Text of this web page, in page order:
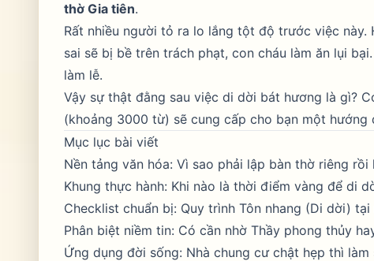
thờ Gia tiên.
Rất nhiều người tỏ ra lo lắng tột độ trước việc
sai sẽ bị bề trên trách phạt, con cháu làm ăn lụi
làm lễ.
Vậy sự thật đằng sau việc di dời bát hương là gì?
(khoảng 3000 từ) sẽ cung cấp cho bạn một
Mục lục bài viết
Nền tảng văn hóa: Vì sao phải lập bàn thờ riêng rồi
Khung thực hành: Khi nào là thời điểm vàng để di
Checklist chuẩn bị: Quy trình Tôn nhang (Di dời) tại
Phân biệt niềm tin: Có cần nhờ Thầy phong thủy
Ứng dụng đời sống: Nhà chung cư chật hẹp thì làm